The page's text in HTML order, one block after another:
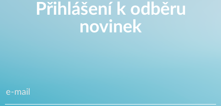
Přihlášení k odběru
novinek